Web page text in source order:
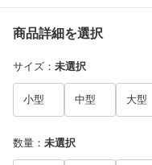
商品詳細を選択
サイズ ： 未選択
小型 中型 大型
数量 ： 未選択